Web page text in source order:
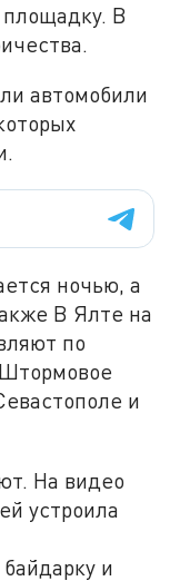
В
автомобили
ночью, а
В Ялте на
по
Штормовое
и
На видео
устроила
и